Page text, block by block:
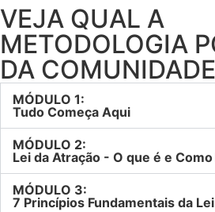
VEJA QUAL A
METODOLOGIA
DA
MÓDULO 1:
Tudo Começa Aqui
MÓDULO 2:
Lei da Atração - O que é e
MÓDULO 3:
7 Princípios Fundamentais da